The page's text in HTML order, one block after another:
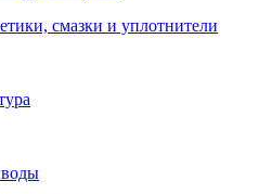
смазки и уплотнители
воды